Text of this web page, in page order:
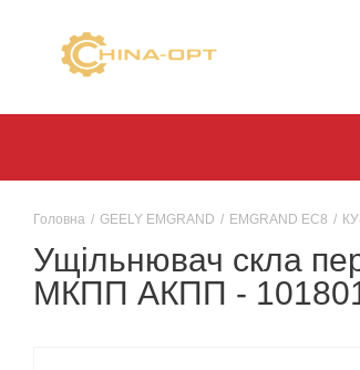
Головна / GEELY EMGRAND / EMGRAND EC8 /
Ущільнювач скла
МКПП АКПП -